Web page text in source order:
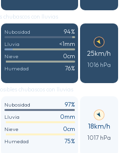
chubascos con lluvias
Nubosidad 94%
Lluvia <1mm
Nieve 0cm
Humedad 76%
25km/h
1016 hPa
chubascos con lluvias
Nubosidad 97%
Lluvia 0mm
Nieve 0cm
Humedad 75%
18km/h
1017 hPa